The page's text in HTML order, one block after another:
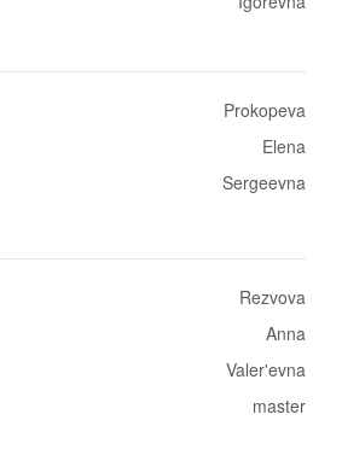
Prokopeva
Elena
Sergeevna
Rezvova
Anna
Valer'evna
master